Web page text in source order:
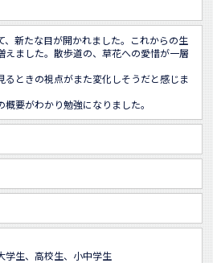
、新たな目が開かれました。これからの生
えました。散歩道の、草花への愛惜が一層
るときの視点がまた変化しそうだと感じま
概要がわかり勉強になりました。
学生、高校生、小中学生